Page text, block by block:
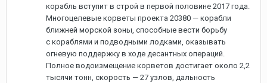
корабль вступит в строй в первой половине 2017 года.
Многоцелевые корветы проекта 20380 — корабли
ближней морской зоны, способные вести борьбу
с кораблями и подводными лодками, оказывать
огневую поддержку в ходе десантных операций.
Полное водоизмещение корветов достигает около 2,2
тысячи тонн, скорость — 27 узлов, дальность